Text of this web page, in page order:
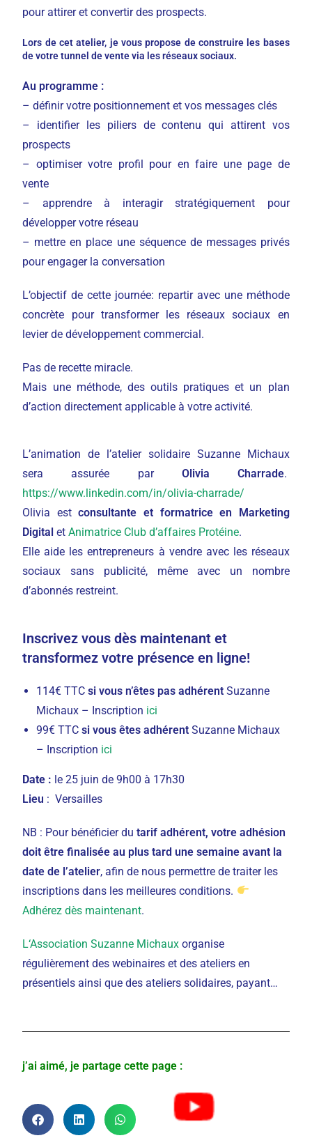
pour attirer et convertir des prospects.
Lors de cet atelier, je vous propose de construire les bases
de votre tunnel de vente via les réseaux sociaux.
Au programme :
– définir votre positionnement et vos messages clés
– identifier les piliers de contenu qui attirent vos
prospects
– optimiser votre profil pour en faire une page de
vente
– apprendre à interagir stratégiquement pour
développer votre réseau
– mettre en place une séquence de messages privés
pour engager la conversation
L’objectif de cette journée: repartir avec une méthode
concrète pour transformer les réseaux sociaux en
levier de développement commercial.
Pas de recette miracle.
Mais une méthode, des outils pratiques et un plan
d’action directement applicable à votre activité.
L’animation de l’atelier solidaire Suzanne Michaux
sera assurée par Olivia Charrade.
https://www.linkedin.com/in/olivia-charrade/
Olivia estconsultante et formatrice en Marketing
Digital etAnimatrice Club d’affaires Protéine.
Elle aide les entrepreneurs à vendre avec les réseaux
sociaux sans publicité, même avec un nombre
d’abonnés restreint.
Inscrivez vous dès maintenant et
transformez votre présence en ligne!
114€ TTCsi vous n’êtes pas adhérent Suzanne
Michaux – Inscription ici
99€ TTCsi vous êtes adhérent Suzanne Michaux
– Inscription ici
Date : le 25 juinde 9h00 à 17h30
Lieu : Versailles
NB : Pour bénéficier dutarif adhérent, votre adhésion
doit être finalisée au plus tard une semaine avant la
date de l’atelier, afin de nous permettre de traiter les
inscriptions dans les meilleures conditions.
Adhérez dès maintenant.
L‘Association Suzanne Michaux organise
régulièrement des webinaires et des ateliers en
présentiels ainsi que des ateliers solidaires, payant…
j’ai aimé, je partage cette page :